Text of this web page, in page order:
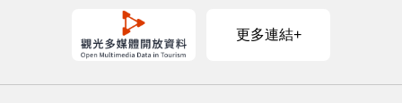
更多連結+